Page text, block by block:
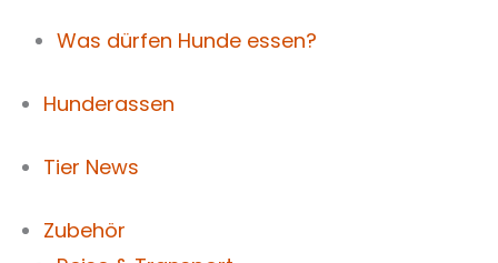
Was dürfen Hunde essen?
Hunderassen
Tier News
Zubehör